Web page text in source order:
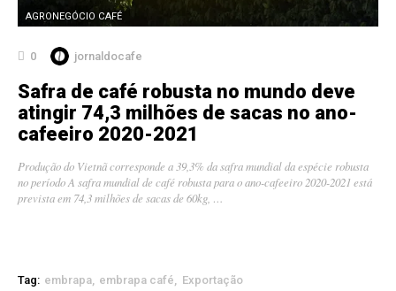
AGRONEGÓCIO CAFÉ
0 jornaldocafe
Safra de café robusta no mundo deve
atingir 74,3 milhões de sacas no ano-
cafeeiro 2020-2021
Produção do Vietnã corresponde a 39,3% da safra mundial da espécie robusta
no período A safra mundial de café robusta para o ano-cafeeiro 2020-2021 está
prevista em 74,3 milhões de sacas de 60kg, …
Tag: embrapa embrapa café Exportação